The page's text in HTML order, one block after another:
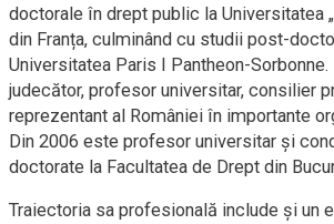
doctorale în drept public la Universitatea
din Franța, culminând cu studii post-
Universitatea Paris I Pantheon-
judecător, profesor universitar, consilier
reprezentant al României în importante
Din 2006 este profesor universitar și
doctorate la Facultatea de Drept din
Traiectoria sa profesională include și un